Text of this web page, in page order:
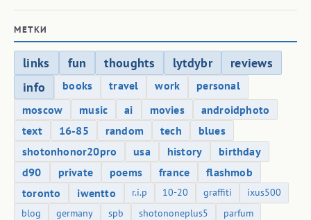
МЕТКИ
links fun thoughts lytdybr
reviews
info
books travel work
personal
moscow
music ai movies
androidphoto
text
16-85 random tech
blues
shotonhonor20pro
usa history
birthday
d90
private poems france
flashmob
toronto
iwentto r.i.p 10-20 graffiti
ixus500
blog
germany spb shotononeplus5
parfum